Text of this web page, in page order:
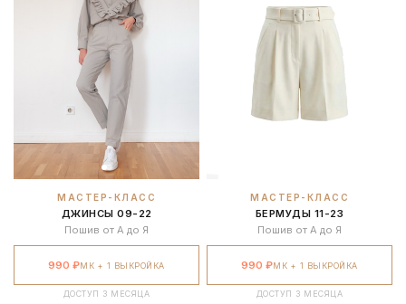
МАСТЕР-КЛАСС
ДЖИНСЫ 09-22
Пошив от А до Я
990 ₽МК + 1 ВЫКРОЙКА
ДОСТУП 3 МЕСЯЦА
МАСТЕР-КЛАСС
БЕРМУДЫ 11-23
Пошив от А до Я
990 ₽МК + 1 ВЫКРОЙКА
ДОСТУП 3 МЕСЯЦА